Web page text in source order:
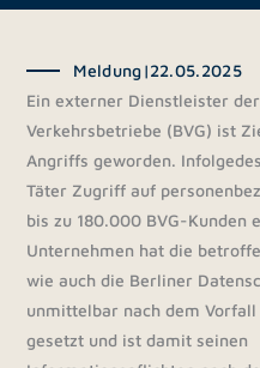
Meldung|22.05.2025
Ein externer Dienstleister
Verkehrsbetriebe (BVG) ist
Angriffs geworden.
Täter Zugriff auf
bis zu 180.000 BVG-Kunden
Unternehmen hat die
wie auch die Berliner
unmittelbar nach dem Vorfall
gesetzt und ist damit seinen